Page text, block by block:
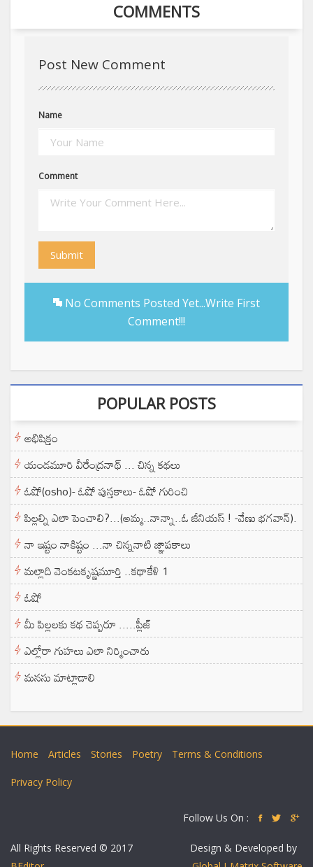
COMMENTS
Post New Comment
Name
Comment
Submit
No Comments Posted Yet...Write First
Comment!!!
POPULAR POSTS
అభిషిక్తం
యండమూరి వీరేంద్రనాథ్ ... చిన్న కథలు
ఓషో(osho)- ఓషో పుస్తకాలు- ఓషో గురించి
పిల్లల్ని ఎలా పెంచాలి?...(అమ్మ..నాన్నా..ఓ జీనియస్ ! -వేణు భగవాన్).
నా ఇష్టం నాకిష్టం ...నా చిన్ననాటి జ్ఞాపకాలు
మల్లాది వెంకటకృష్ణమూర్తి ..కథాకేళి 1
ఓషో
మీ పిల్లలకు కథ చెప్పరూ .....ప్లీజ్
ఎల్లోరా గుహలు ఎలా నిర్మించారు
మనసు మాట్లాడాలి
Home Articles Stories Poetry Terms & Conditions
Privacy Policy
Follow Us On :
All Rights Reserved © 2017
Design & Developed by